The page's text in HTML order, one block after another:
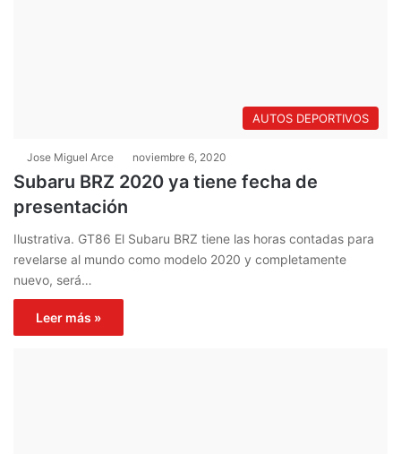
AUTOS DEPORTIVOS
Jose Miguel Arce noviembre 6, 2020
Subaru BRZ 2020 ya tiene fecha de
presentación
Ilustrativa. GT86 El Subaru BRZ tiene las horas contadas para
revelarse al mundo como modelo 2020 y completamente
nuevo, será…
Leer más »